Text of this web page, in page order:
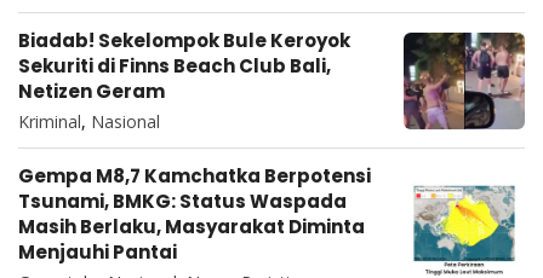
Biadab! Sekelompok Bule Keroyok
Sekuriti di Finns Beach Club Bali,
Netizen Geram
Kriminal, Nasional
Gempa M8,7 Kamchatka Berpotensi
Tsunami, BMKG: Status Waspada
Masih Berlaku, Masyarakat Diminta
Menjauhi Pantai